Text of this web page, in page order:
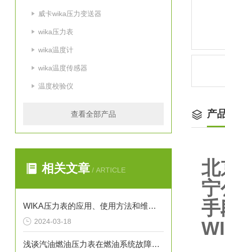
威卡wika压力变送器
wika压力表
wika温度计
wika温度传感器
温度校验仪
查看全部产品
相关文章 / ARTICLE
WIKA压力表的应用、使用方法和维护要点解析
2024-03-18
浅谈汽油燃油压力表在燃油系统故障排除中的应用
产
北
手